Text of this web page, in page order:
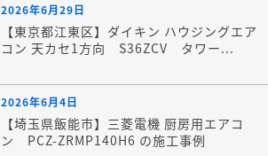
2026年6月29日
【東京都江東区】ダイキン ハウジングエア
コン 天カセ1方向 S36ZCV タワー...
2026年6月4日
【埼玉県飯能市】三菱電機 厨房用エアコ
ン PCZ-ZRMP140H6 の施工事例